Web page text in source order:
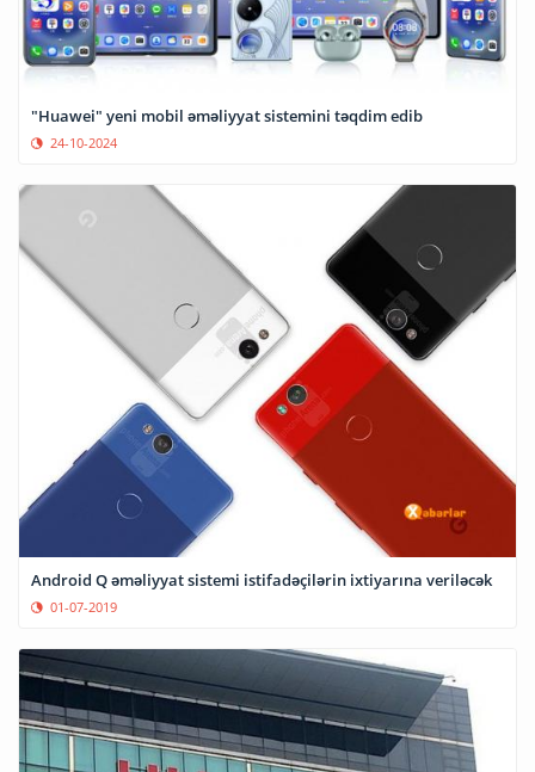
"Huawei" yeni mobil əməliyyat sistemini təqdim edib
24-10-2024
Android Q əməliyyat sistemi istifadəçilərin ixtiyarına veriləcək
01-07-2019